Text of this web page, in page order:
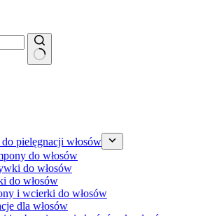
pielęgnacji włosów
do włosów
do włosów
do włosów
i wcierki do włosów
dla włosów